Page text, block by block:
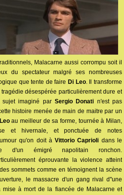
Malacarne aussi corrompu soit il
du spectateur malgré ses nombreuses
que tente de faire Di Leo. Il transforme
désespérée particulièrement dure et
sujet imaginé parSergio Donati n'est pas
histoire menée de main de maitre par un
au meilleur de sa forme, tournée à Milan,
et hivernale, et ponctuée de notes
qu'on doit àVittorio Caprioli dans le
d'un émigré napolitain ronchon.
éprouvante la violence atteint
sommets comme en témoignent la scène
le massacre d'un gang rival d''une
mise à mort de la fiancée de Malacarne et